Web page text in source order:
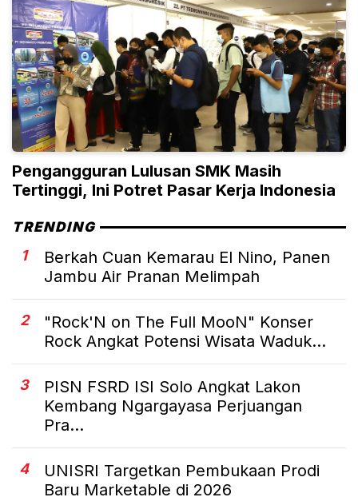
Pengangguran Lulusan SMK Masih
Tertinggi, Ini Potret Pasar Kerja Indonesia
TRENDING
1
Berkah Cuan Kemarau El Nino, Panen
Jambu Air Pranan Melimpah
2
"Rock'N on The Full MooN" Konser
Rock Angkat Potensi Wisata Waduk...
3
PISN FSRD ISI Solo Angkat Lakon
Kembang Ngargayasa Perjuangan
Pra...
4
UNISRI Targetkan Pembukaan Prodi
Baru Marketable di 2026